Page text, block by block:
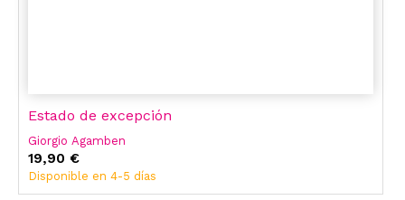
Estado de excepción
Giorgio Agamben
19,90 €
Disponible en 4-5 días